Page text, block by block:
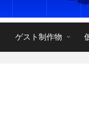
ゲスト制作物